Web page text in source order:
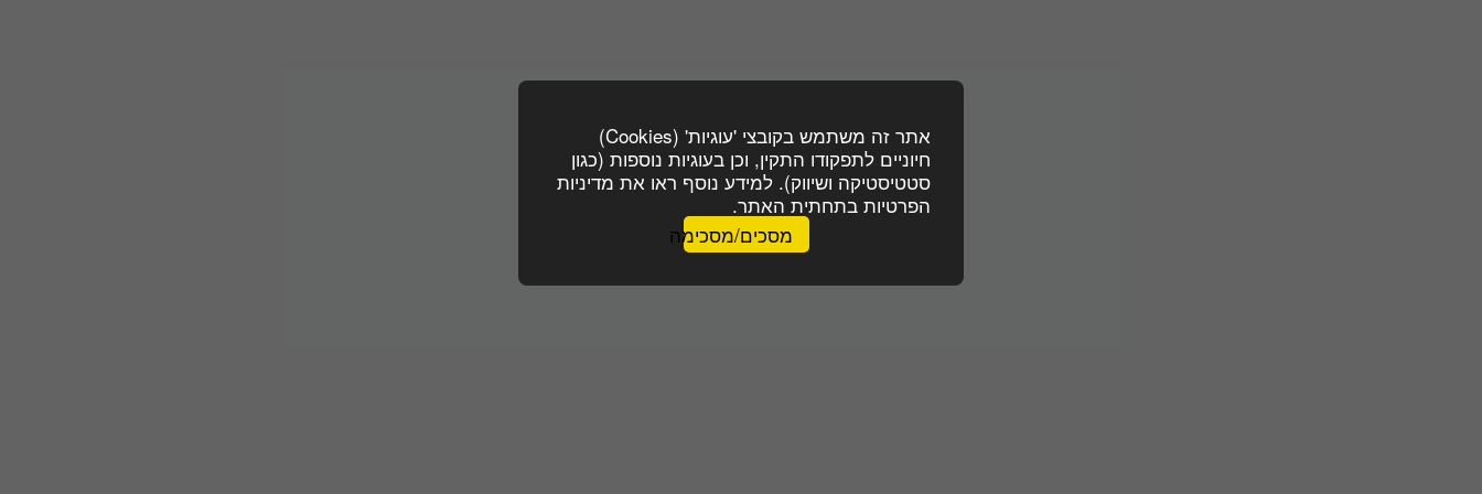
מסכים/מסכימה
אתר זה משתמש בקובצי 'עוגיות' (Cookies)
חיוניים לתפקודו התקין, וכן בעוגיות נוספות (כגון
סטטיסטיקה ושיווק). למידע נוסף ראו את מדיניות
הפרטיות בתחתית האתר.